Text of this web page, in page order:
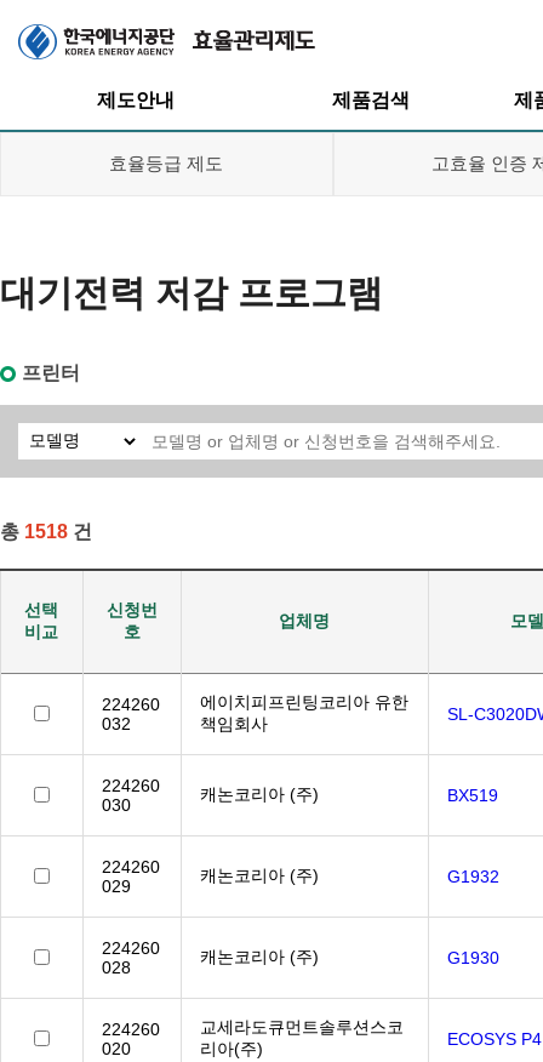
제도안내
효율관리제도
고효율인증제도
프로그램
제품검색
효율등급제도
제
효율등급 제도 고효율 인증
대기전력 저감 프로그램
프린터
총 1518 건
선택
비교
신청번
호
업체명 모
224260
032
에이치피프린팅코리아 유한
책임회사
SL-
224260
030
캐논코리아 (주) BX519
224260
029
캐논코리아 (주) G1932
224260
028
캐논코리아 (주) G1930
224260
020
교세라도큐먼트솔루션스코
리아(주)
ECOSYS